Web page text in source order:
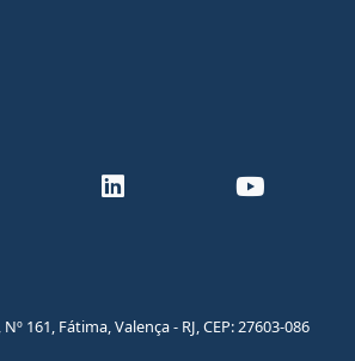
161, Fátima, Valença - RJ, CEP: 27603-086